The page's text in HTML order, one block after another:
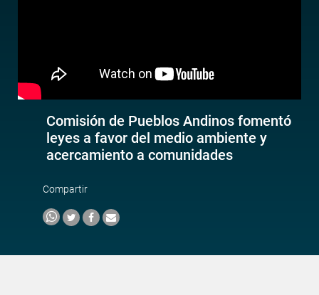
Comisión de Pueblos Andinos fomentó
leyes a favor del medio ambiente y
acercamiento a comunidades
Compartir